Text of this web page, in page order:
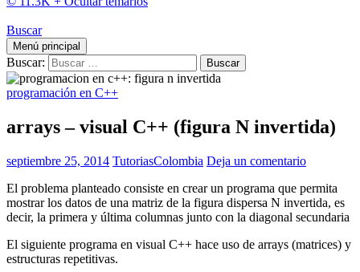
Buscar
Menú principal
Buscar:
programación en C++
arrays – visual C++ (figura N invertida)
septiembre 25, 2014 TutoriasColombia Deja un comentario
El problema planteado consiste en crear un programa que permita
mostrar los datos de una matriz de la figura dispersa N invertida, es
decir, la primera y última columnas junto con la diagonal secundaria
El siguiente programa en visual C++ hace uso de arrays (matrices) y
estructuras repetitivas.